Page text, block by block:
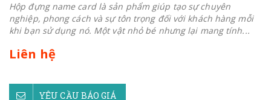
Hộp đựng name card là sản phẩm giúp tạo sự chuyên
nghiệp, phong cách và sự tôn trọng đối với khách hàng mỗi
khi bạn sử dụng nó. Một vật nhỏ bé nhưng lại mang tính...
Liên hệ
YÊU CẦU BÁO GIÁ